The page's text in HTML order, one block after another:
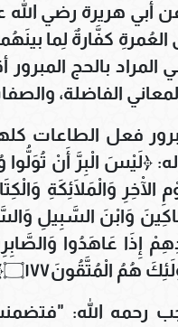
أبي هريرة رضي الله
كفَّارةٌ لِما
بالحج المبرور
الفاضلة،
فعل الطاعات
﴿لَيْسَ الْبِرَّ أَنْ
الْآخِرِ وَالْمَلَائِكَةِ
وَابْنَ السَّبِيلِ
إِذَا عَاهَدُوا
[البقرة: 177].
رحمه الله: